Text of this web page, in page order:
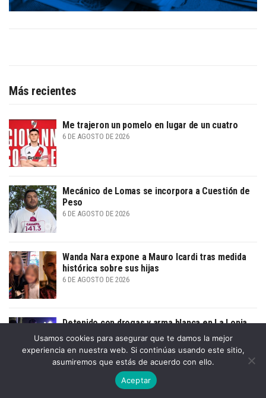
Más recientes
Me trajeron un pomelo en lugar de un cuatro
6 DE AGOSTO DE 2026
Mecánico de Lomas se incorpora a Cuestión de
Peso
6 DE AGOSTO DE 2026
Wanda Nara expone a Mauro Icardi tras medida
histórica sobre sus hijas
6 DE AGOSTO DE 2026
Detenido con drogas y arma blanca en La Lonja
6 DE AGOSTO DE 2026
Avance del crédito obliga a bancos argentinos a
Usamos cookies para asegurar que te damos la mejor
experiencia en nuestra web. Si continúas usando este sitio,
asumiremos que estás de acuerdo con ello.
Aceptar